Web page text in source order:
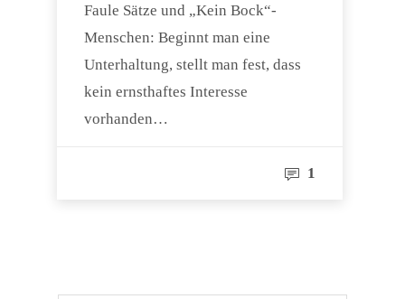
Faule Sätze und „Kein Bock“-
Menschen: Beginnt man eine
Unterhaltung, stellt man fest, dass
kein ernsthaftes Interesse
vorhanden…
1